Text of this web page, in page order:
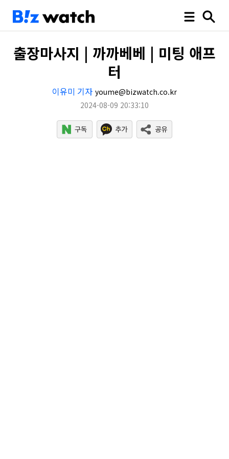
출장마사지 | 까까베베 | 미팅 애프
터
이유미 기자 youme@bizwatch.co.kr
2024-08-09 20:33:10